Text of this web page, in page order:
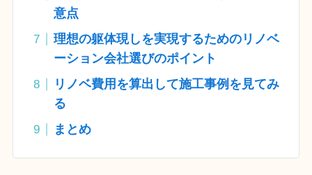
意点
理想の躯体現しを実現するためのリノベ
ーション会社選びのポイント
リノベ費用を算出して施工事例を見てみ
る
まとめ